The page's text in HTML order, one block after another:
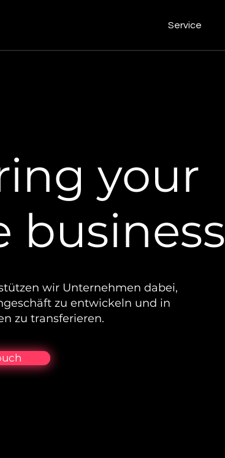
Service
your
business
wir Unternehmen dabei,
zu entwickeln und in
zu transferieren.